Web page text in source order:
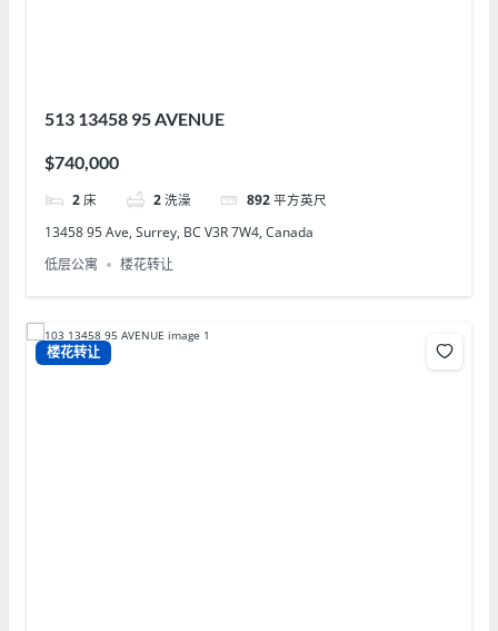
513 13458 95 AVENUE
$740,000
2 床 2 洗澡 892 平方英尺
13458 95 Ave, Surrey, BC V3R 7W4, Canada
低层公寓
楼花转让
楼花转让